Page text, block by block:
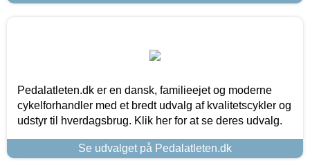
Pedalatleten.dk er en dansk, familieejet og moderne
cykelforhandler med et bredt udvalg af kvalitetscykler og
udstyr til hverdagsbrug. Klik her for at se deres udvalg.
Se udvalget på Pedalatleten.dk